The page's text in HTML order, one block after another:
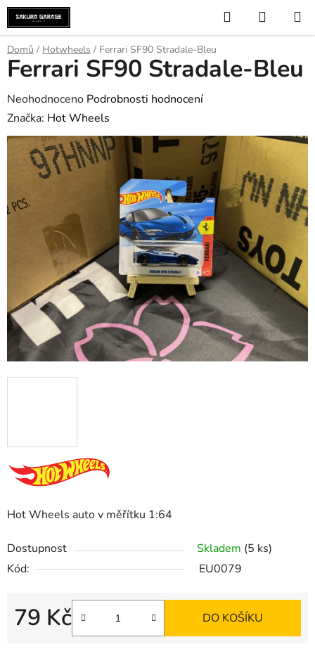
Přejít
na
obsah
Hledat
KOŠÍK
Domů / Hotwheels / Ferrari SF90 Stradale-Bleu
Hot Wheels auto v měřítku 1:64
Dostupnost Skladem (5 ks)
Kód:
EU0079
79 Kč
Měrná cena:
DO KOŠÍKU
Ferrari SF90 Stradale-Bleu
Průměrné
hodnocení
produktu
5
hvězdiček.
Neohodnoceno Podrobnosti hodnocení
Značka: Hot Wheels